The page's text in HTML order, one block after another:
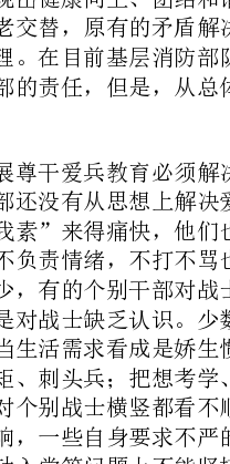
根本态度问题。这些问题虽然出现在少数单位，但危害不可小视。